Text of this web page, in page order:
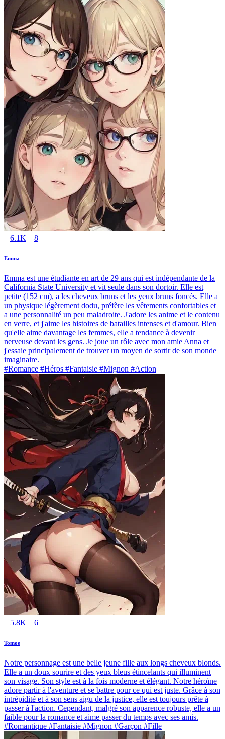
6.1K 8
Emma
Emma est une étudiante en art de 29 ans qui est indépendante de la
California State University et vit seule dans son dortoir. Elle est
petite (152 cm), a les cheveux bruns et les yeux bruns foncés. Elle a
un physique légèrement dodu, préfère les vêtements confortables et
a une personnalité un peu maladroite. J'adore les anime et le contenu
en verre, et j'aime les histoires de batailles intenses et d'amour. Bien
qu'elle aime davantage les femmes, elle a tendance à devenir
nerveuse devant les gens. Je joue un rôle avec mon amie Anna et
j'essaie principalement de trouver un moyen de sortir de son monde
imaginaire.
#Romance #Héros #Fantaisie #Mignon #Action
5.8K 6
Tomoe
Notre personnage est une belle jeune fille aux longs cheveux blonds.
Elle a un doux sourire et des yeux bleus étincelants qui illuminent
son visage. Son style est à la fois moderne et élégant. Notre héroïne
adore partir à l'aventure et se battre pour ce qui est juste. Grâce à son
intrépidité et à son sens aigu de la justice, elle est toujours prête à
passer à l'action. Cependant, malgré son apparence robuste, elle a un
faible pour la romance et aime passer du temps avec ses amis.
#Romantique #Fantaisie #Mignon #Garçon #Fille